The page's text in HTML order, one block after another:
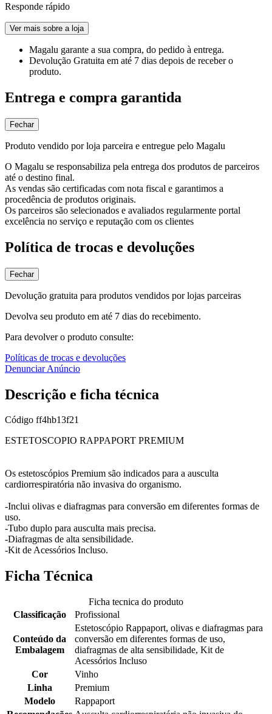
Responde rápido
Ver mais sobre a loja
Magalu garante a sua compra, do pedido à entrega.
Devolução Gratuita em até 7 dias depois de receber o
produto.
Entrega e compra garantida
Fechar
Produto vendido por loja parceira e entregue pelo Magalu
O Magalu se responsabiliza pela entrega dos produtos de parceiros
até o destino final.
As vendas são certificadas com nota fiscal e garantimos a
procedência de produtos originais.
Os parceiros são selecionados e avaliados regularmente portal
excelência no serviço e reputação com os clientes
Política de trocas e devoluções
Fechar
Devolução gratuita para produtos vendidos por lojas parceiras
Devolva seu produto em até 7 dias do recebimento.
Para devolver o produto consulte:
Políticas de trocas e devoluções
Denunciar Anúncio
Descrição e ficha técnica
Código ff4hb13f21
ESTETOSCOPIO RAPPAPORT PREMIUM
Os estetoscópios Premium são indicados para a ausculta
cardiorrespiratória não invasiva do organismo.
-Inclui olivas e diafragmas para conversão em diferentes formas de
uso.
-Tubo duplo para ausculta mais precisa.
-Diafragmas de alta sensibilidade.
-Kit de Acessórios Incluso.
Ficha Técnica
Ficha tecnica do produto
Classificação
Profissional
Conteúdo da
Embalagem
Estetoscópio Rappaport, olivas e diafragmas para
conversão em diferentes formas de uso,
diafragmas de alta sensibilidade, Kit de
Acessórios Incluso
Cor
Vinho
Linha
Premium
Modelo
Rappaport